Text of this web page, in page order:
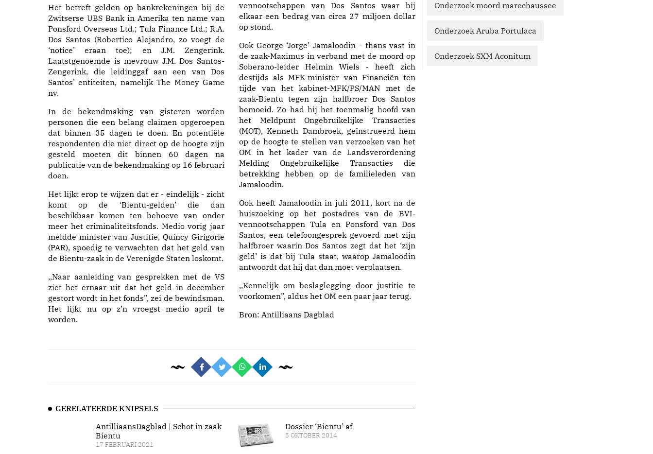
Het betreft gelden op bankrekeningen bij de
Zwitserse UBS Bank in Amerika ten name van
Ponsford Overseas Ltd.; Tula Finance Ltd.; R.A.
Dos Santos (Robertico Alejandro, zo voegt de
‘notice’ eraan toe); en J.M. Zengerink.
Laatstgenoemde is mevrouw J.M. Dos Santos-
Zengerink, die leidinggaf aan een van Dos
Santos’ entiteiten, namelijk The Money Game
nv.
In de bekendmaking van gisteren worden
personen die een belang claimen opgeroepen
dat binnen 35 dagen te doen. En potentiële
respondenten die niet direct op de hoogte zijn
gesteld moeten dit binnen 60 dagen na
publicatie van de bekendmaking op 16 februari
doen.
Het lijkt erop te wijzen dat er - eindelijk - zicht
komt op de ‘Bientu-gelden’ die dan
beschikbaar komen ten behoeve van onder
meer het criminaliteitsfonds. Medio vorig jaar
meldde minister van Justitie, Quincy Girigorie
(PAR), spoedig te verwachten dat het geld van
de Bientu-zaak in de Verenigde Staten loskomt.
,,Naar aanleiding van gesprekken met de VS
ziet het ernaar uit dat het geld in december
gestort wordt in het fonds”, zei de bewindsman.
Het lijkt nu op z’n vroegst medio april te
worden.
vennootschappen van Dos Santos waar bij
elkaar een bedrag van circa 27 miljoen dollar
op stond.
Ook George ‘Jorge’ Jamaloodin - thans vast in
de zaak-Maximus in verband met de moord op
Soberano-leider Helmin Wiels - heeft zich
destijds als MFK-minister van Financiën ten
tijde van het kabinet-MFK/PS/MAN met de
zaak-Bientu tegen zijn halfbroer Dos Santos
bemoeid. Zo had hij het toenmalig hoofd van
het Meldpunt Ongebruikelijke Transacties
(MOT), Kenneth Dambroek, geïnstrueerd hem
op de hoogte te stellen van verzoeken van het
OM in het kader van de Landsverordening
Melding Ongebruikelijke Transacties die
betrekking hebben op de familieleden van
Jamaloodin.
Ook heeft Jamaloodin in juli 2011, kort na de
huiszoeking op het postadres van de BVI-
vennootschappen Tula en Ponsford van Dos
Santos, een telefoongesprek gevoerd met zijn
halfbroer waarin Dos Santos zegt dat het ‘zijn
geld’ is dat bij Tula staat, waarop Jamaloodin
antwoordt dat hij dat dan moet verplaatsen.
,,Kennelijk om beslaglegging door justitie te
voorkomen”, aldus het OM een paar jaar terug.
Bron: Antilliaans Dagblad
GERELATEERDE KNIPSELS
AntilliaansDagblad | Schot in zaak
Bientu
17 FEBRUARI 2021
Dossier ‘Bientu’ af
5 OKTOBER 2014
Onderzoek moord marechaussee
Onderzoek Aruba Portulaca
Onderzoek SXM Aconitum